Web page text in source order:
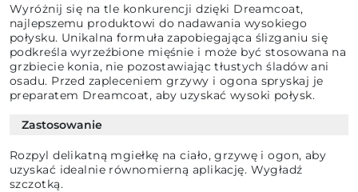
Wyróżnij się na tle konkurencji dzięki Dreamcoat,
najlepszemu produktowi do nadawania wysokiego
połysku. Unikalna formuła zapobiegająca ślizganiu się
podkreśla wyrzeźbione mięśnie i może być stosowana na
grzbiecie konia, nie pozostawiając tłustych śladów ani
osadu. Przed zapleceniem grzywy i ogona spryskaj je
preparatem Dreamcoat, aby uzyskać wysoki połysk.
Zastosowanie
Rozpyl delikatną mgiełkę na ciało, grzywę i ogon, aby
uzyskać idealnie równomierną aplikację. Wygładź
szczotką.